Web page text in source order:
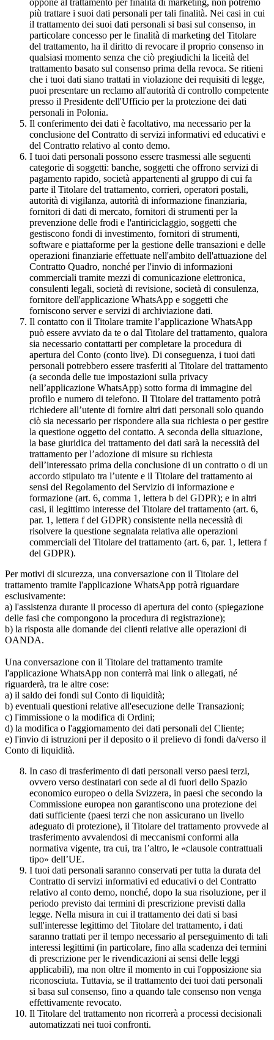
oppone al trattamento per finalità di marketing, non potremo
più trattare i suoi dati personali per tali finalità. Nei casi in cui
il trattamento dei suoi dati personali si basi sul consenso, in
particolare concesso per le finalità di marketing del Titolare
del trattamento, ha il diritto di revocare il proprio consenso in
qualsiasi momento senza che ciò pregiudichi la liceità del
trattamento basato sul consenso prima della revoca. Se ritieni
che i tuoi dati siano trattati in violazione dei requisiti di legge,
puoi presentare un reclamo all'autorità di controllo competente
presso il Presidente dell'Ufficio per la protezione dei dati
personali in Polonia.
Il conferimento dei dati è facoltativo, ma necessario per la
conclusione del Contratto di servizi informativi ed educativi e
del Contratto relativo al conto demo.
I tuoi dati personali possono essere trasmessi alle seguenti
categorie di soggetti: banche, soggetti che offrono servizi di
pagamento rapido, società appartenenti al gruppo di cui fa
parte il Titolare del trattamento, corrieri, operatori postali,
autorità di vigilanza, autorità di informazione finanziaria,
fornitori di dati di mercato, fornitori di strumenti per la
prevenzione delle frodi e l'antiriciclaggio, soggetti che
gestiscono fondi di investimento, fornitori di strumenti,
software e piattaforme per la gestione delle transazioni e delle
operazioni finanziarie effettuate nell'ambito dell'attuazione del
Contratto Quadro, nonché per l'invio di informazioni
commerciali tramite mezzi di comunicazione elettronica,
consulenti legali, società di revisione, società di consulenza,
fornitore dell'applicazione WhatsApp e soggetti che
forniscono server e servizi di archiviazione dati.
Il contatto con il Titolare tramite l’applicazione WhatsApp
può essere avviato da te o dal Titolare del trattamento, qualora
sia necessario contattarti per completare la procedura di
apertura del Conto (conto live). Di conseguenza, i tuoi dati
personali potrebbero essere trasferiti al Titolare del trattamento
(a seconda delle tue impostazioni sulla privacy
nell’applicazione WhatsApp) sotto forma di immagine del
profilo e numero di telefono. Il Titolare del trattamento potrà
richiedere all’utente di fornire altri dati personali solo quando
ciò sia necessario per rispondere alla sua richiesta o per gestire
la questione oggetto del contatto. A seconda della situazione,
la base giuridica del trattamento dei dati sarà la necessità del
trattamento per l’adozione di misure su richiesta
dell’interessato prima della conclusione di un contratto o di un
accordo stipulato tra l’utente e il Titolare del trattamento ai
sensi del Regolamento del Servizio di informazione e
formazione (art. 6, comma 1, lettera b del GDPR); e in altri
casi, il legittimo interesse del Titolare del trattamento (art. 6,
par. 1, lettera f del GDPR) consistente nella necessità di
risolvere la questione segnalata relativa alle operazioni
commerciali del Titolare del trattamento (art. 6, par. 1, lettera f
del GDPR).
Per motivi di sicurezza, una conversazione con il Titolare del
trattamento tramite l'applicazione WhatsApp potrà riguardare
esclusivamente:
a) l'assistenza durante il processo di apertura del conto (spiegazione
delle fasi che compongono la procedura di registrazione);
b) la risposta alle domande dei clienti relative alle operazioni di
OANDA.
Una conversazione con il Titolare del trattamento tramite
l'applicazione WhatsApp non conterrà mai link o allegati, né
riguarderà, tra le altre cose:
a) il saldo dei fondi sul Conto di liquidità;
b) eventuali questioni relative all'esecuzione delle Transazioni;
c) l'immissione o la modifica di Ordini;
d) la modifica o l'aggiornamento dei dati personali del Cliente;
e) l'invio di istruzioni per il deposito o il prelievo di fondi da/verso il
Conto di liquidità.
In caso di trasferimento di dati personali verso paesi terzi,
ovvero verso destinatari con sede al di fuori dello Spazio
economico europeo o della Svizzera, in paesi che secondo la
Commissione europea non garantiscono una protezione dei
dati sufficiente (paesi terzi che non assicurano un livello
adeguato di protezione), il Titolare del trattamento provvede al
trasferimento avvalendosi di meccanismi conformi alla
normativa vigente, tra cui, tra l’altro, le «clausole contrattuali
tipo» dell’UE.
I tuoi dati personali saranno conservati per tutta la durata del
Contratto di servizi informativi ed educativi o del Contratto
relativo al conto demo, nonché, dopo la sua risoluzione, per il
periodo previsto dai termini di prescrizione previsti dalla
legge. Nella misura in cui il trattamento dei dati si basi
sull'interesse legittimo del Titolare del trattamento, i dati
saranno trattati per il tempo necessario al perseguimento di tali
interessi legittimi (in particolare, fino alla scadenza dei termini
di prescrizione per le rivendicazioni ai sensi delle leggi
applicabili), ma non oltre il momento in cui l'opposizione sia
riconosciuta. Tuttavia, se il trattamento dei tuoi dati personali
si basa sul consenso, fino a quando tale consenso non venga
effettivamente revocato.
Il Titolare del trattamento non ricorrerà a processi decisionali
automatizzati nei tuoi confronti.